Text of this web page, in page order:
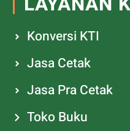
Konversi KTI
Jasa Cetak
Jasa Pra Cetak
Toko Buku